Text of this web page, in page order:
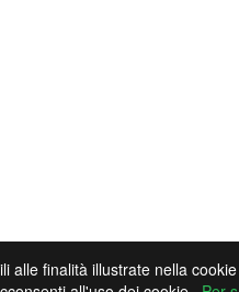
finalità illustrate nella